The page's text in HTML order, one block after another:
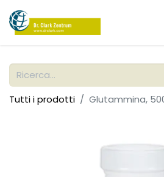
Tutti i prodotti Glutammina,